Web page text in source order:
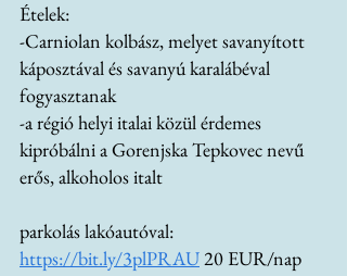
Ételek:
-Carniolan kolbász, melyet savanyított
káposztával és savanyú karalábéval
fogyasztanak
-a régió helyi italai közül érdemes
kipróbálni a Gorenjska Tepkovec nevű
erős, alkoholos italt
parkolás lakóautóval:
https://bit.ly/3plPRAU 20 EUR/nap